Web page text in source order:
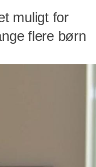
muligt for
flere børn